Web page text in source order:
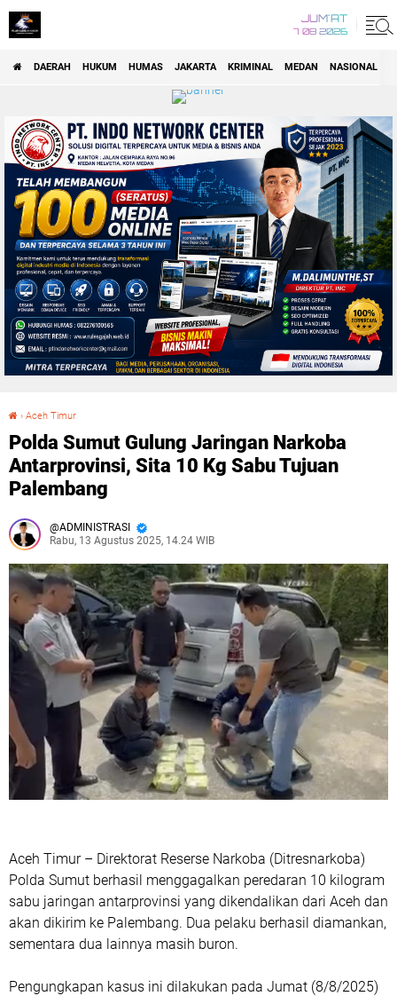
JUM'AT
7 08 2026
DAERAH HUKUM HUMAS JAKARTA KRIMINAL MEDAN NASIONAL
› Aceh Timur
Polda Sumut Gulung Jaringan Narkoba
Antarprovinsi, Sita 10 Kg Sabu Tujuan
Palembang
ADMINISTRASI
Rabu, 13 Agustus 2025, 14.24 WIB
Aceh Timur – Direktorat Reserse Narkoba (Ditresnarkoba)
Polda Sumut berhasil menggagalkan peredaran 10 kilogram
sabu jaringan antarprovinsi yang dikendalikan dari Aceh dan
akan dikirim ke Palembang. Dua pelaku berhasil diamankan,
sementara dua lainnya masih buron.
Pengungkapan kasus ini dilakukan pada Jumat (8/8/2025)